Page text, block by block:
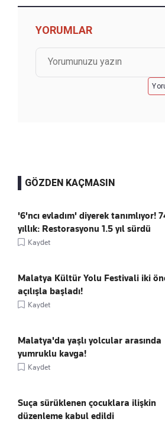
YORUMLAR
GÖZDEN KAÇMASIN
'6'ncı evladım' diyerek tanımlıyor!
yıllık: Restorasyonu 1.5 yıl sürdü
Kaydet
Malatya Kültür Yolu Festivali iki
açılışla başladı!
Kaydet
Malatya'da yaşlı yolcular arasında
yumruklu kavga!
Kaydet
Suça sürüklenen çocuklara ilişkin
düzenleme kabul edildi